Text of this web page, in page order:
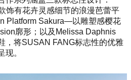
饰有花卉灵感细节的浪漫芭蕾平
Platform Sakura—以雕塑感樱花
廓形；以及Melissa Daphnis
，将SUSAN FANG标志性的优雅
现。